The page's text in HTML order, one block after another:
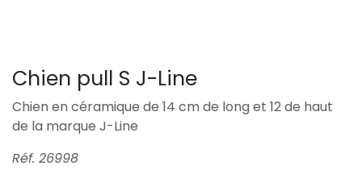
Chien pull S J-Line
Chien en céramique de 14 cm de long et 12 de haut
de la marque J-Line
Réf. 26998